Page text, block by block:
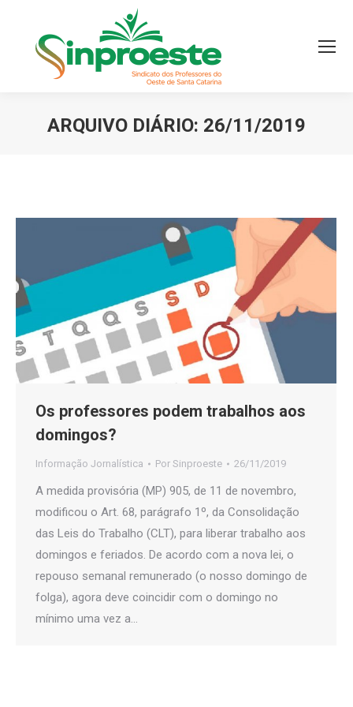
ARQUIVO DIÁRIO: 26/11/2019
Os professores podem trabalhos aos
domingos?
Informação Jornalística Por Sinproeste 26/11/2019
A medida provisória (MP) 905, de 11 de novembro,
modificou o Art. 68, parágrafo 1º, da Consolidação
das Leis do Trabalho (CLT), para liberar trabalho aos
domingos e feriados. De acordo com a nova lei, o
repouso semanal remunerado (o nosso domingo de
folga), agora deve coincidir com o domingo no
mínimo uma vez a…